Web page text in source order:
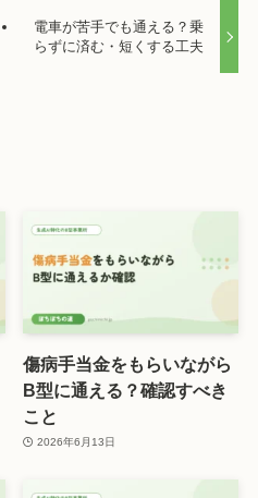
電車が苦手でも通える？乗
らずに済む・短くする工夫
傷病手当金をもらいながら
B型に通える？確認すべき
こと
2026年6月13日